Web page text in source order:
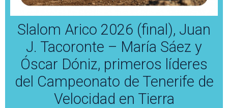
Slalom Arico 2026 (final), Juan
J. Tacoronte – María Sáez y
Óscar Dóniz, primeros líderes
del Campeonato de Tenerife de
Velocidad en Tierra